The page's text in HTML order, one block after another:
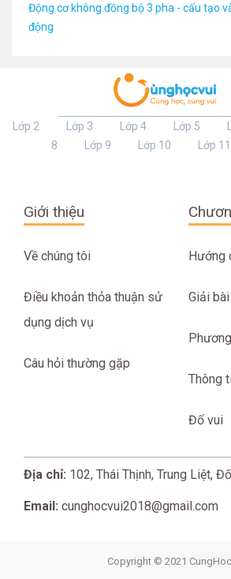
Động cơ không đồng bộ 3 pha - cấu tạo
động
Lớp 2 Lớp 3 Lớp 4 Lớp 5
8
Lớp 9 Lớp 10 Lớp 11
Giới thiệu
Về chúng tôi
Điều khoản thỏa thuận sử
dụng dịch vụ
Câu hỏi thường gặp
Hướng
Giải
Thông
Đố vui
Địa chỉ: 102, Thái Thịnh, Trung Liệt,
Email: cunghocvui2018@gmail.com
Copyright © 2021